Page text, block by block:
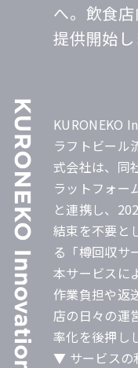
へ。飲食
提供開始し
KURONEKO
ラフトビール
式会社は、同
ラットフォー
と連携し、
結束を不要と
る「樽回収サ
本サービスに
作業負担や返
店の日々の運
率化を後押し
▼ サービスの